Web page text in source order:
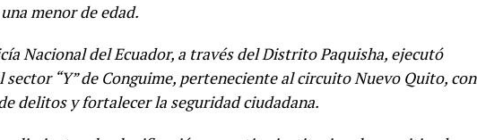
menor de edad.
Nacional del Ecuador, a través del Distrito Paquisha, ejecutó
“Y” de Conguime, perteneciente al circuito Nuevo Quito, con
delitos y fortalecer la seguridad ciudadana.